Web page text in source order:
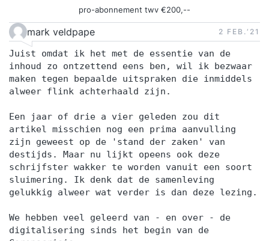
pro-abonnement twv €200,--
mark veldpape 2 FEB.‘21
Juist omdat ik het met de essentie van de
inhoud zo ontzettend eens ben, wil ik bezwaar
maken tegen bepaalde uitspraken die inmiddels
alweer flink achterhaald zijn.
Een jaar of drie a vier geleden zou dit
artikel misschien nog een prima aanvulling
zijn geweest op de 'stand der zaken' van
destijds. Maar nu lijkt opeens ook deze
schrijfster wakker te worden vanuit een soort
sluimering. Ik denk dat de samenleving
gelukkig alweer wat verder is dan deze lezing.
We hebben veel geleerd van - en over - de
digitalisering sinds het begin van de